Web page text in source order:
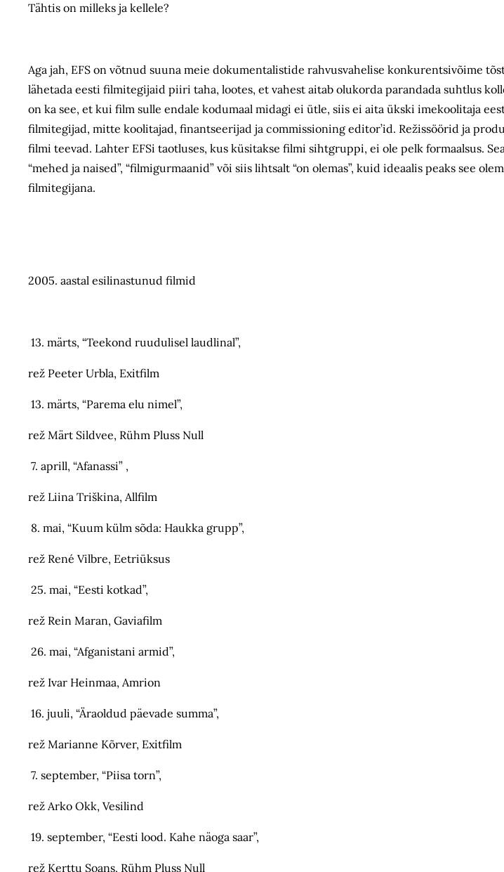
Tähtis on milleks ja kellele?
Aga jah, EFS on võtnud suuna meie dokumentalistide rahvusvahelise konkurentsivõime
lähetada eesti filmitegijaid piiri taha, lootes, et vahest aitab olukorda parandada suhtlus
on ka see, et kui film sulle endale kodumaal midagi ei ütle, siis ei aita ükski imekoolitaja
filmitegijad, mitte koolitajad, finantseerijad ja commissioning editor’id. Režissöörid ja
filmi teevad. Lahter EFSi taotluses, kus küsitakse filmi sihtgruppi, ei ole pelk formaalsus.
“mehed ja naised”, “filmigurmaanid” või siis lihtsalt “on olemas”, kuid ideaalis peaks see
filmitegijana.
2005. aastal esilinastunud filmid
13. märts, “Teekond ruudulisel laudlinal”,
rež Peeter Urbla, Exitfilm
13. märts, “Parema elu nimel”,
rež Märt Sildvee, Rühm Pluss Null
7. aprill, “Afanassi” ,
rež Liina Triškina, Allfilm
8. mai, “Kuum külm sõda: Haukka grupp”,
rež René Vilbre, Eetriüksus
25. mai, “Eesti kotkad”,
rež Rein Maran, Gaviafilm
26. mai, “Afganistani armid”,
rež Ivar Heinmaa, Amrion
16. juuli, “Äraoldud päevade summa”,
rež Marianne Kõrver, Exitfilm
7. september, “Piisa torn”,
rež Arko Okk, Vesilind
19. september, “Eesti lood. Kahe näoga saar”,
rež Kerttu Soans, Rühm Pluss Null